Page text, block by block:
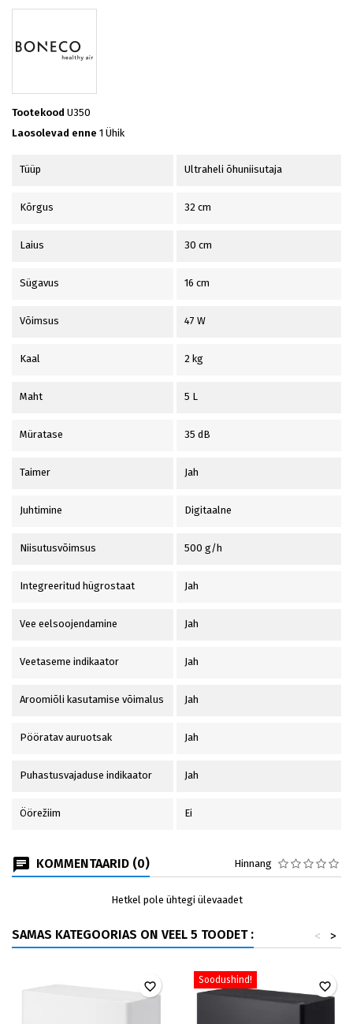
Tootekood U350
Laosolevad enne 1 Ühik
Tüüp Ultraheli õhuniisutaja
Kõrgus 32 cm
Laius 30 cm
Sügavus 16 cm
Võimsus 47 W
Kaal 2 kg
Maht 5 L
Müratase 35 dB
Taimer Jah
Juhtimine Digitaalne
Niisutusvõimsus 500 g/h
Integreeritud hügrostaat Jah
Vee eelsoojendamine Jah
Veetaseme indikaator Jah
Aroomiõli kasutamise võimalus Jah
Pööratav auruotsak Jah
Puhastusvajaduse indikaator Jah
Öörežiim Ei
KOMMENTAARID (0) Hinnang
Hetkel pole ühtegi ülevaadet
SAMAS KATEGOORIAS ON VEEL 5 TOODET : >
<
favorite_border Soodushind! favorite_border